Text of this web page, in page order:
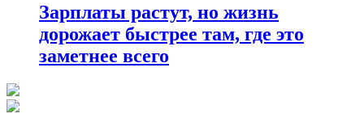
Зарплаты растут, но жизнь
дорожает быстрее там, где это
заметнее всего